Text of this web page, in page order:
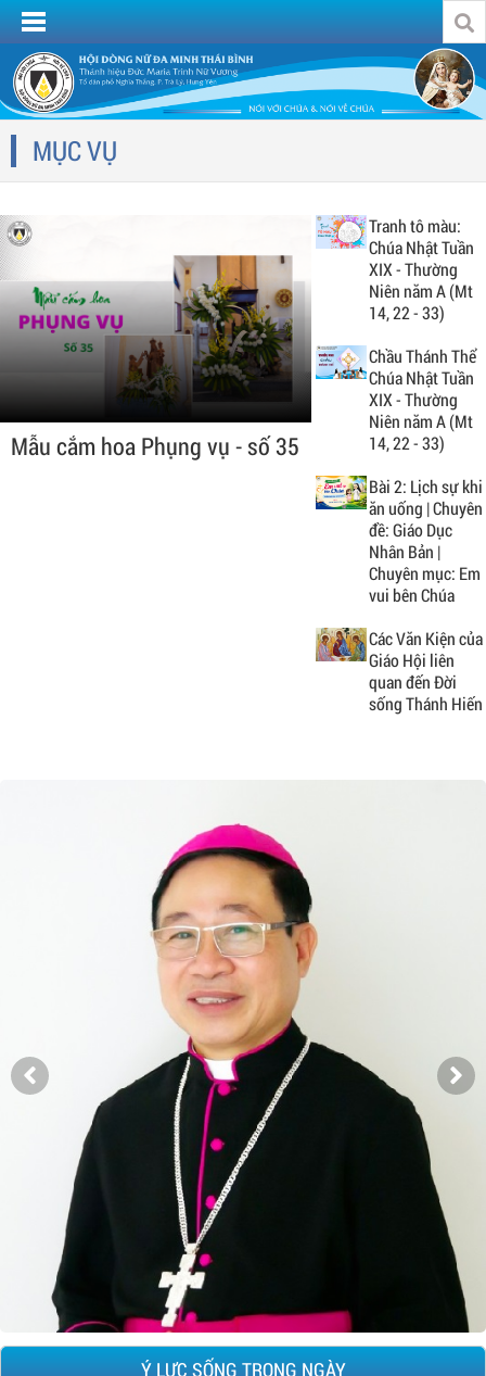
MỤC VỤ
Mẫu cắm hoa Phụng vụ - số 35
Tranh tô màu:
Chúa Nhật Tuần
XIX - Thường
Niên năm A (Mt
14, 22 - 33)
Chầu Thánh Thể
Chúa Nhật Tuần
XIX - Thường
Niên năm A (Mt
14, 22 - 33)
Bài 2: Lịch sự khi
ăn uống | Chuyên
đề: Giáo Dục
Nhân Bản |
Chuyên mục: Em
vui bên Chúa
Các Văn Kiện của
Giáo Hội liên
quan đến Đời
sống Thánh Hiến
Ý LỰC SỐNG TRONG NGÀY